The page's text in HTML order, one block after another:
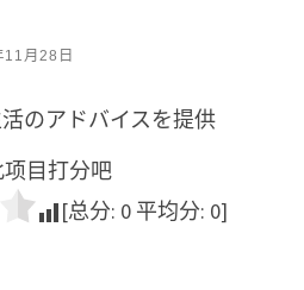
月28日
のアドバイスを提供
项目打分吧
[总分: 0 平均分: 0]